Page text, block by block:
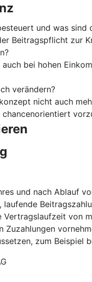
und was sind
Beitragspflicht zur
bei hohen
verändern?
nicht auch
und nach Ablauf
von
Zuzahlungen
zum Beispiel